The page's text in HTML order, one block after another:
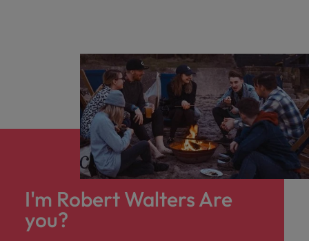
I'm Robert Walters Are
you?